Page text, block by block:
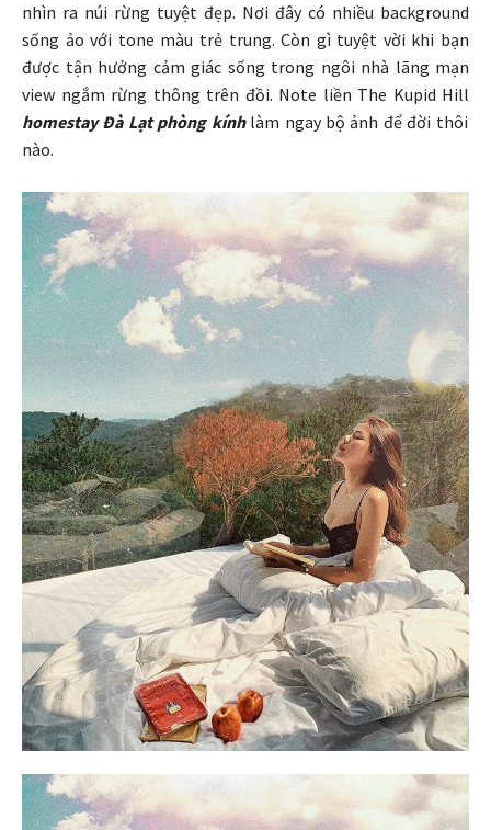
nhìn ra núi rừng tuyệt đẹp. Nơi đây có nhiều background
sống ảo với tone màu trẻ trung. Còn gì tuyệt vời khi bạn
được tận hưởng cảm giác sống trong ngôi nhà lãng mạn
view ngắm rừng thông trên đồi. Note liền The Kupid Hill
homestay Đà Lạt phòng kínhlàm ngay bộ ảnh để đời thôi
nào.